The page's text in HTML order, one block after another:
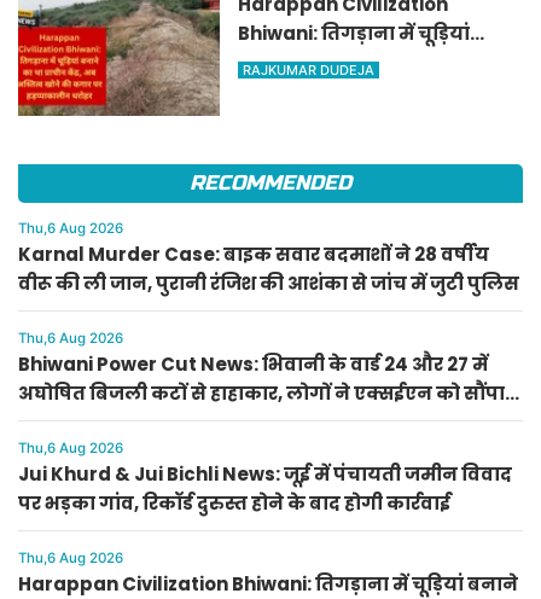
Bhiwani: तिगड़ाना में चूड़ियां
बनाने का था प्राचीन केंद्र, अब
RAJKUMAR DUDEJA
RECOMMENDED
Thu,6 Aug 2026
Karnal Murder Case: बाइक सवार बदमाशों ने 28 वर्षीय
वीरू की ली जान, पुरानी रंजिश की आशंका से जांच में जुटी पुलिस
Thu,6 Aug 2026
Bhiwani Power Cut News: भिवानी के वार्ड 24 और 27 में
अघोषित बिजली कटों से हाहाकार, लोगों ने एक्सईएन को सौंपा
मांग पत्र
Thu,6 Aug 2026
Jui Khurd & Jui Bichli News: जूई में पंचायती जमीन विवाद
पर भड़का गांव, रिकॉर्ड दुरुस्त होने के बाद होगी कार्रवाई
Thu,6 Aug 2026
Harappan Civilization Bhiwani: तिगड़ाना में चूड़ियां बनाने